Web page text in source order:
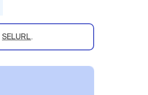
SELURL.